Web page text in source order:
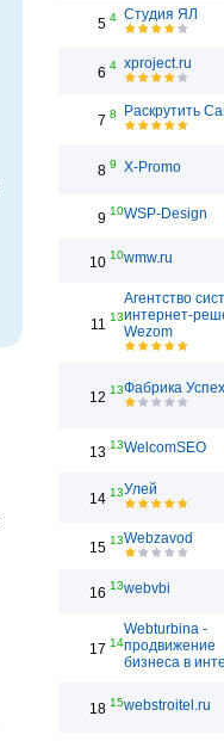
5 4 Студия ЯЛ
6 4 xproject.ru
7 8 Раскрутить
8 9 X-Promo
9 10WSP-Design
10 10wmw.ru
11 13
Агентство
интернет-
Wezom
12 13Фабрика
13 13WelcomSEO
14 13Улей
15 13Webzavod
16 13webvbi
17 14
Webturbina -
продвижение
бизнеса в
18 15webstroitel.ru